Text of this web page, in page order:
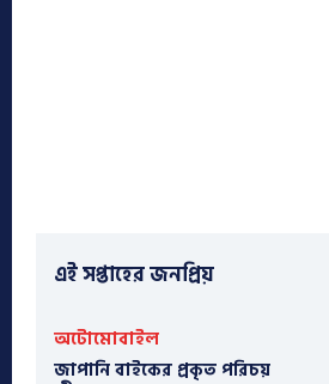
এই সপ্তাহের জনপ্রিয়
অটোমোবাইল
​জাপানি বাইকের প্রকৃত পরিচয়